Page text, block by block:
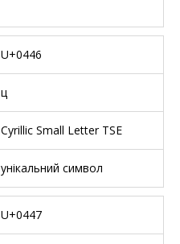
U+0446
ц
Cyrillic Small Letter TSE
унікальний символ
U+0447